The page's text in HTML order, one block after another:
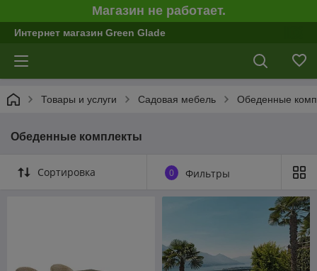
Магазин не работает.
Интернет магазин Green Glade
Товары и услуги Садовая мебель Обеденные
Обеденные комплекты
Сортировка 0 Фильтры